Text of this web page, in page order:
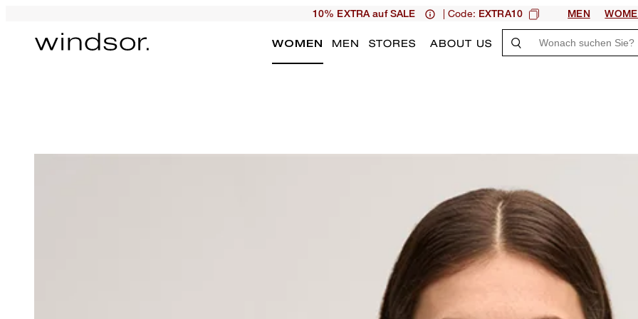
10% EXTRA auf SALE | Code: EXTRA10 MEN
WOMEN MEN STORES ABOUT US